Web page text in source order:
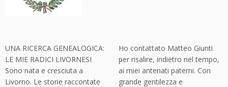
UNA RICERCA GENEALOGICA:
LE MIE RADICI LIVORNESI
Sono nata e cresciuta a
Livorno. Le storie raccontate
Ho contattato Matteo Giunti
per risalire, indietro nel tempo,
ai miei antenati paterni. Con
grande gentilezza e